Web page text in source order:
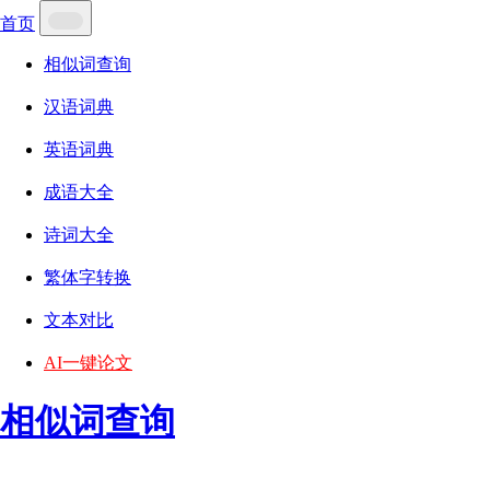
首页
相似词查询
汉语词典
英语词典
成语大全
诗词大全
繁体字转换
文本对比
AI一键论文
相似词查询